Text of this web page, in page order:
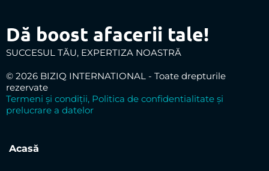
Dă boost afacerii tale!
SUCCESUL TĂU, EXPERTIZA NOASTRĂ
© 2026 BIZIQ INTERNATIONAL - Toate drepturile
rezervate
Termeni și condiții, Politica de confidentialitate și
prelucrare a datelor
Acasă